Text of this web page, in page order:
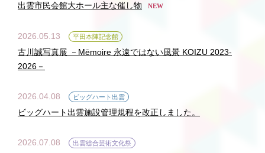
出雲市民会館大ホール主な催し物 NEW
2026.05.13 平田本陣記念館
古川誠写真展 －Mēmoire 永遠ではない風景 KOIZU 2023-
2026－
2026.04.08 ビッグハート出雲
ビッグハート出雲施設管理規程を改正しました。
2026.07.08 出雲総合芸術文化祭